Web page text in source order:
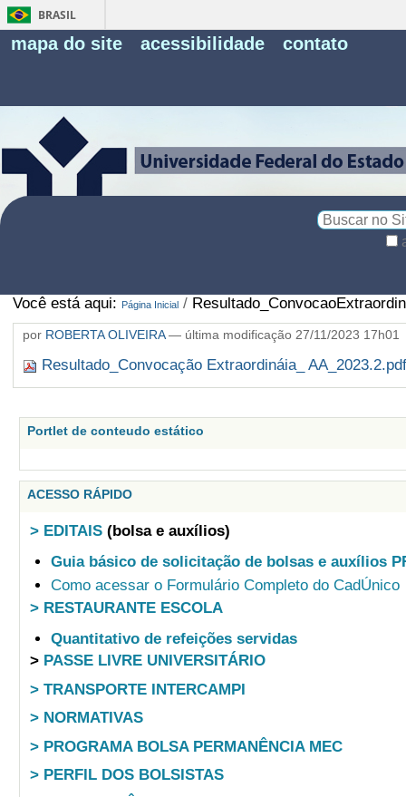
BRASIL
mapa do site acessibilidade contato
Você está aqui: Página Inicial /
por ROBERTA OLIVEIRA— última modificação27/11/2023 17h01
Resultado_Convocação Extraordináia_
Portlet de conteudo estático
ACESSO RÁPIDO
> EDITAIS (bolsa e auxílios)
Guia básico de solicitação de bolsas e auxílios
Como acessar o Formulário Completo do CadÚnico
> RESTAURANTE ESCOLA
Quantitativo de refeições servidas
> PASSE LIVRE UNIVERSITÁRIO
> TRANSPORTE INTERCAMPI
> NORMATIVAS
> PROGRAMA BOLSA PERMANÊNCIA MEC
> PERFIL DOS BOLSISTAS